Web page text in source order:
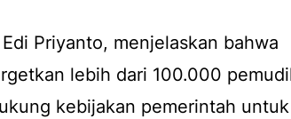
Priyanto, menjelaskan bahwa
lebih dari 100.000
kebijakan pemerintah untuk